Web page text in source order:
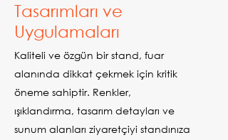
Tasarımları ve
Uygulamaları
Kaliteli ve özgün bir stand, fuar
alanında dikkat çekmek için kritik
öneme sahiptir. Renkler,
ışıklandırma, tasarım detayları ve
sunum alanları ziyaretçiyi standınıza